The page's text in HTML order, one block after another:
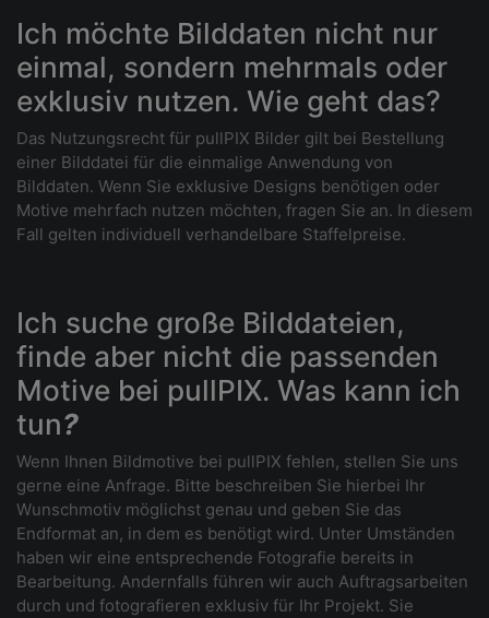
Ich möchte Bilddaten nicht nur
einmal, sondern mehrmals oder
exklusiv nutzen. Wie geht das?
Das Nutzungsrecht für pullPIX Bilder gilt bei Bestellung
einer Bilddatei für die einmalige Anwendung von
Bilddaten. Wenn Sie exklusive Designs benötigen oder
Motive mehrfach nutzen möchten, fragen Sie an. In diesem
Fall gelten individuell verhandelbare Staffelpreise.
Ich suche große Bilddateien,
finde aber nicht die passenden
Motive bei pullPIX. Was kann ich
tun?
Wenn Ihnen Bildmotive bei pullPIX fehlen, stellen Sie uns
gerne eine Anfrage. Bitte beschreiben Sie hierbei Ihr
Wunschmotiv möglichst genau und geben Sie das
Endformat an, in dem es benötigt wird. Unter Umständen
haben wir eine entsprechende Fotografie bereits in
Bearbeitung. Andernfalls führen wir auch Auftragsarbeiten
durch und fotografieren exklusiv für Ihr Projekt. Sie